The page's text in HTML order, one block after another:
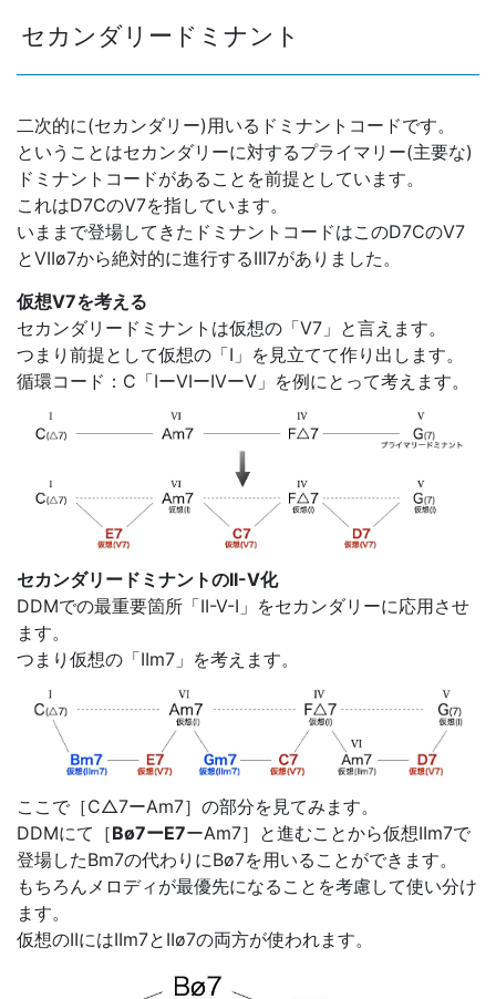
セカンダリードミナント
二次的に(セカンダリー)用いるドミナントコードです。
ということはセカンダリーに対するプライマリー(主要な)
ドミナントコードがあることを前提としています。
これはD7CのV7を指しています。
いままで登場してきたドミナントコードはこのD7CのV7
とVIIø7から絶対的に進行するIII7がありました。
仮想V7を考える
セカンダリードミナントは仮想の「V7」と言えます。
つまり前提として仮想の「I」を見立てて作り出します。
循環コード：C「IーVIーIVーV」を例にとって考えます。
セカンダリードミナントのII-V化
DDMでの最重要箇所「II-V-I」をセカンダリーに応用させ
ます。
つまり仮想の「IIm7」を考えます。
ここで［C△7ーAm7］の部分を見てみます。
DDMにて［Bø7ーE7ーAm7］と進むことから仮想IIm7で
登場したBm7の代わりにBø7を用いることができます。
もちろんメロディが最優先になることを考慮して使い分け
ます。
仮想のIIにはIIm7とIIø7の両方が使われます。